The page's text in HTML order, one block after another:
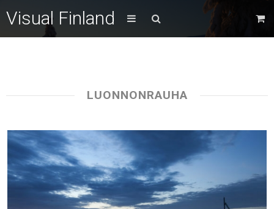
Visual Finland
LUONNONRAUHA